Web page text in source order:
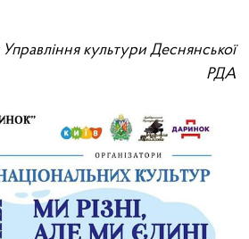
культури Деснянської
РДА